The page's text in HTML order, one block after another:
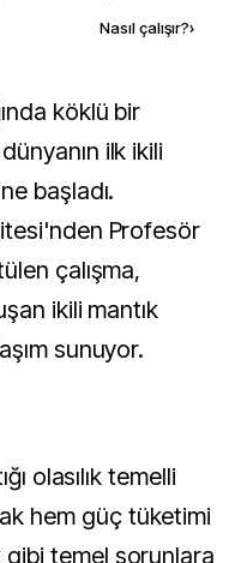
Nasıl çalışır?›
ilk ikili
başladı.
Profesör
çalışma,
ikili mantık
sunuyor.
olasılık temelli
hem güç tüketimi
temel sorunlara